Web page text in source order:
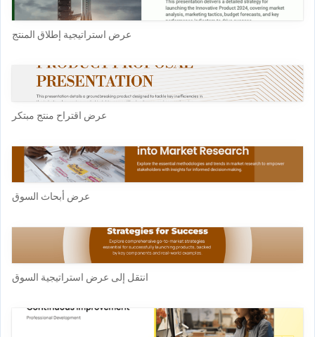
عرض استراتيجية إطلاق المنتج
عرض اقتراح منتج مبتكر
عرض أبحاث السوق
انتقل إلى عرض استراتيجية السوق